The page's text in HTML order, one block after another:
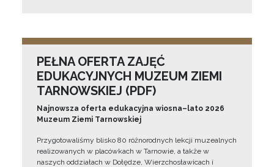
PEŁNA OFERTA ZAJĘĆ
EDUKACYJNYCH MUZEUM ZIEMI
TARNOWSKIEJ (PDF)
Najnowsza oferta edukacyjna wiosna–lato 2026
Muzeum Ziemi Tarnowskiej
Przygotowaliśmy blisko 80 różnorodnych lekcji muzealnych
realizowanych w placówkach w Tarnowie, a także w
naszych oddziałach w Dołędze, Wierzchosławicach i